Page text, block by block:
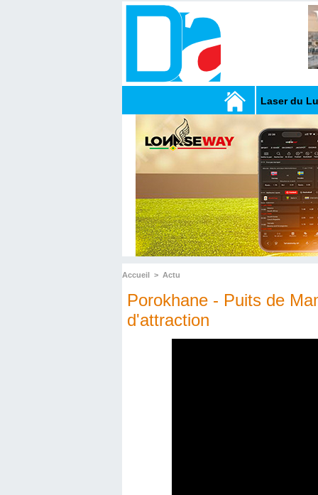
Laser du
Accueil > Actu
Porokhane - Puits de
d'attraction